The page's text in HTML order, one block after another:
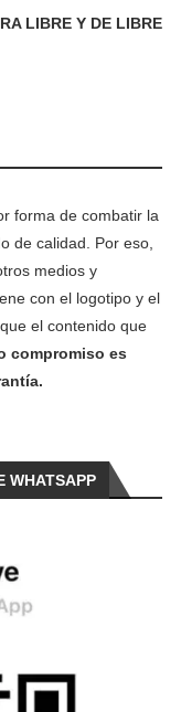
LIBRE Y DE LIBRE
forma de combatir la
de calidad. Por eso,
medios y
con el logotipo y el
el contenido que
compromiso es
WHATSAPP